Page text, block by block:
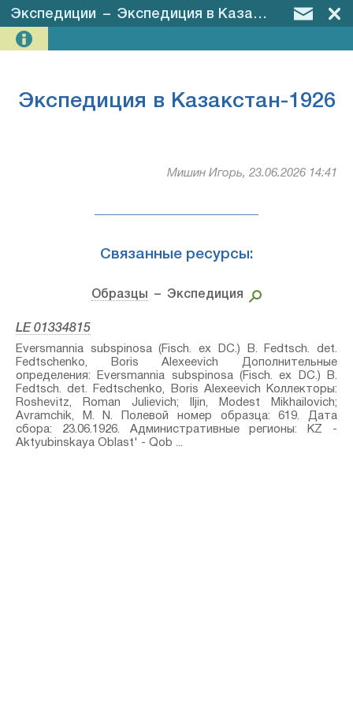
Экспедиции – Экспедиция в Казакстан-1926
Экспедиция в Казакстан-1926
Мишин Игорь, 23.06.2026 14:41
Связанные ресурсы:
Образцы – Экспедиция
LE 01334815
Eversmannia subspinosa (Fisch. ex DC.) B. Fedtsch.⁣ det.
Fedtschenko, Boris Alexeevich Дополнительные
определения: Eversmannia subspinosa (Fisch. ex DC.) B.
Fedtsch.⁣ det. Fedtschenko, Boris Alexeevich Коллекторы:
Roshevitz, Roman Julievich; IIjin, Modest Mikhailovich;
Avramchik, M. N. Полевой номер образца: 619. Дата
сбора: 23.06.1926. Административные регионы: KZ -
Aktyubinskaya Oblast' - Qob ...